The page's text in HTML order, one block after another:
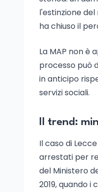
l'estinzione
ha chiuso il
La MAP non è
processo può
in anticipo
servizi sociali.
Il trend:
Il caso di
arrestati per
del Ministero
2019, quando i